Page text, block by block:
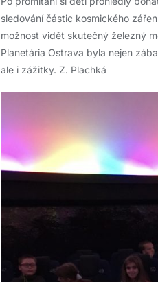
sledování částic kosmického
možnost vidět skutečný železný
Planetária Ostrava byla nejen
ale i zážitky. Z. Plachká